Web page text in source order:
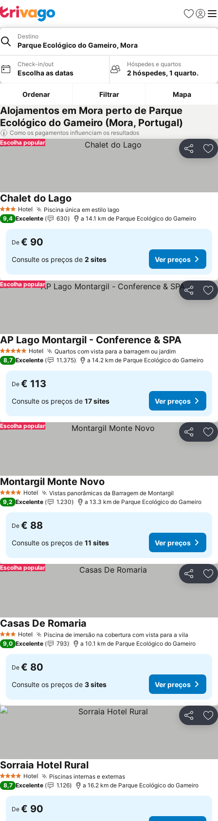
Favoritos
Iniciar
Destino
Parque Ecológico do Gameiro, Mora
Check-in/out
Escolha as datas
Hóspedes e quartos
2 hóspedes, 1 quarto.
Ordenar Filtrar Mapa
Alojamentos em Mora perto de Parque
Ecológico do Gameiro (Mora, Portugal)
Como os pagamentos influenciam os resultados
Partilhar
Escolha popular
3 EstrelasHotel Piscina única em estilo lagoVer preços
Chalet do Lago
9,4 Excelente 630 a 14.1 km de Parque Ecológico do Gameiro
De € 90
Consulte os preços de 2 sites Ver preços
Partilhar
Escolha popular
5 Estrelas Hotel Quartos com vista para a barragem ou jardimVer preços
AP Lago Montargil - Conference & SPAVer
8,7 Excelente 11.375 a 14.2 km de Parque Ecológico do Gameiro
De € 113
Consulte os preços de 17 sites Ver preços
Partilhar
Escolha popular
4 EstrelasHotel Vistas panorâmicas da Barragem de Montargil
Montargil Monte Novo
9,2 Excelente 1.230 a 13.3 km de Parque Ecológico do Gameiro
De € 88
Consulte os preços de 11 sites Ver preços
Partilhar
Escolha popular
3 EstrelasHotel Piscina de imersão na cobertura com vista para a vila
Casas De Romaria
9,0 Excelente 793 a 10.1 km de Parque Ecológico do Gameiro
De € 80
Consulte os preços de 3 sites Ver preços
Partilhar
4 EstrelasHotel Piscinas internas e externasVer preços
Sorraia Hotel RuralVer preços
8,7 Excelente 1.126 a 16.2 km de Parque Ecológico do Gameiro
De € 90